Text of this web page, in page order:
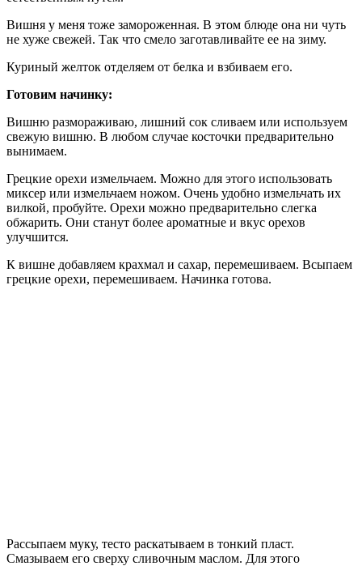
Вишня у меня тоже замороженная. В этом блюде она ни чуть
не хуже свежей. Так что смело заготавливайте ее на зиму.
Куриный желток отделяем от белка и взбиваем его.
Готовим начинку:
Вишню размораживаю, лишний сок сливаем или используем
свежую вишню. В любом случае косточки предварительно
вынимаем.
Грецкие орехи измельчаем. Можно для этого использовать
миксер или измельчаем ножом. Очень удобно измельчать их
вилкой, пробуйте. Орехи можно предварительно слегка
обжарить. Они станут более ароматные и вкус орехов
улучшится.
К вишне добавляем крахмал и сахар, перемешиваем. Всыпаем
грецкие орехи, перемешиваем. Начинка готова.
Рассыпаем муку, тесто раскатываем в тонкий пласт.
Смазываем его сверху сливочным маслом. Для этого